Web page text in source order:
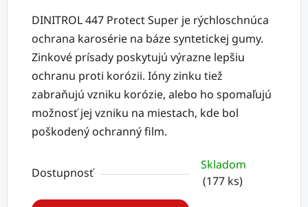
DINITROL 447 Protect Super je rýchloschnúca
ochrana karosérie na báze syntetickej gumy.
Zinkové prísady poskytujú výrazne lepšiu
ochranu proti korózii. Ióny zinku tiež
zabraňujú vzniku korózie, alebo ho spomaľujú
možnosť jej vzniku na miestach, kde bol
poškodený ochranný film.
Dostupnosť
Skladom
(177 ks)